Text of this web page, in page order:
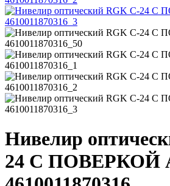
Нивелир
24 С ПОВЕРКОЙ